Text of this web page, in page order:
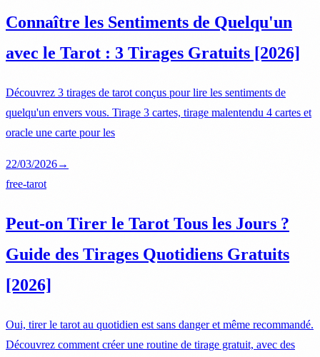
Connaître les Sentiments de Quelqu'un
avec le Tarot : 3 Tirages Gratuits [2026]
Découvrez 3 tirages de tarot conçus pour lire les sentiments de
quelqu'un envers vous. Tirage 3 cartes, tirage malentendu 4 cartes et
oracle une carte pour les
22/03/2026→
free-tarot
Peut-on Tirer le Tarot Tous les Jours ?
Guide des Tirages Quotidiens Gratuits
[2026]
Oui, tirer le tarot au quotidien est sans danger et même recommandé.
Découvrez comment créer une routine de tirage gratuit, avec des